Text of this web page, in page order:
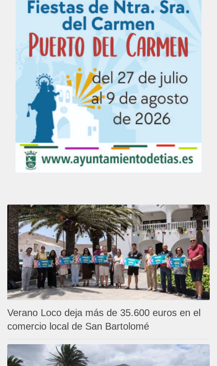
Verano Loco deja más de 35.600 euros en el
comercio local de San Bartolomé